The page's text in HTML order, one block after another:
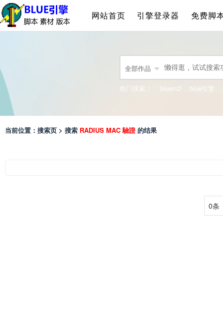
网站首页 引擎登录器 免费脚
全部作品
热门搜索： bluem2 blue引擎
当前位置：搜索页 > 搜索 RADIUS MAC 驗證 的结果
0条